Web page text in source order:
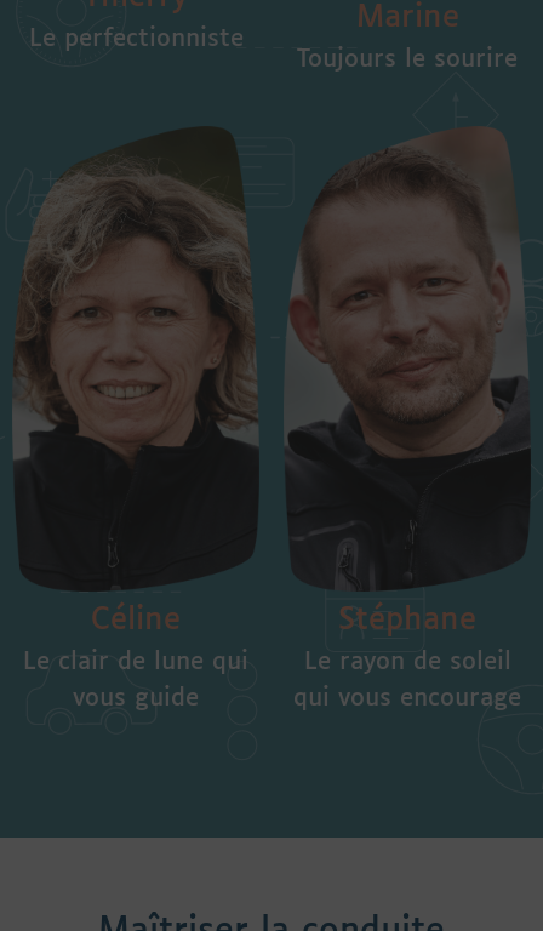
Le perfectionniste
Marine
Toujours le sourire
Céline
Le clair de lune qui
vous guide
Stéphane
Le rayon de soleil
qui vous encourage